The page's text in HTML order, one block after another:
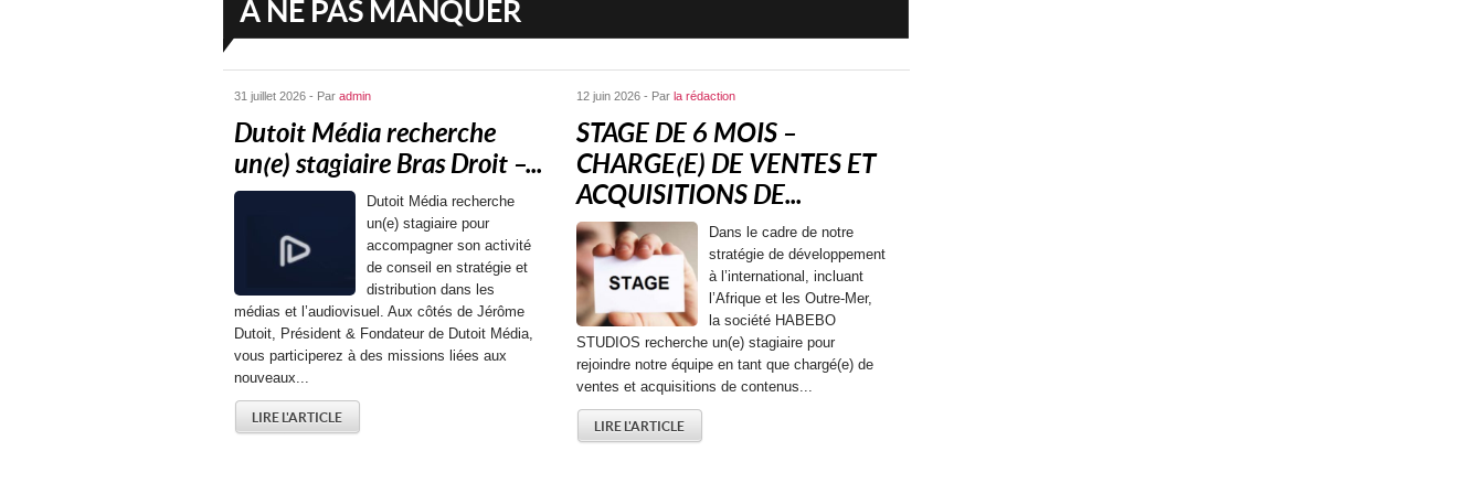
A NE PAS MANQUER
31 juillet 2026 - Par admin
Dutoit Média recherche
un(e) stagiaire Bras Droit –...
Dutoit Média recherche
un(e) stagiaire pour
accompagner son activité
de conseil en stratégie et
distribution dans les
médias et l’audiovisuel. Aux côtés de Jérôme
Dutoit, Président & Fondateur de Dutoit Média,
vous participerez à des missions liées aux
nouveaux...
LIRE L'ARTICLE
12 juin 2026 - Par la rédaction
STAGE DE 6 MOIS –
CHARGE(E) DE VENTES ET
ACQUISITIONS DE...
Dans le cadre de notre
stratégie de développement
à l’international, incluant
l’Afrique et les Outre-Mer,
la société HABEBO
STUDIOS recherche un(e) stagiaire pour
rejoindre notre équipe en tant que chargé(e) de
ventes et acquisitions de contenus...
LIRE L'ARTICLE